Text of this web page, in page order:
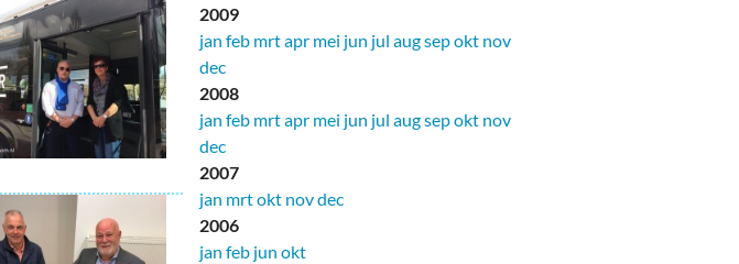
2009
jan feb mrtapr mei jun jul augsepokt nov
dec
2008
jan feb mrtapr mei jun jul augsepokt nov
dec
2007
jan mrtokt novdec
2006
jan feb jun okt